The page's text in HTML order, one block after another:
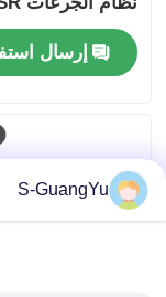
عالي الدقة
إرسال
S-GuangYu